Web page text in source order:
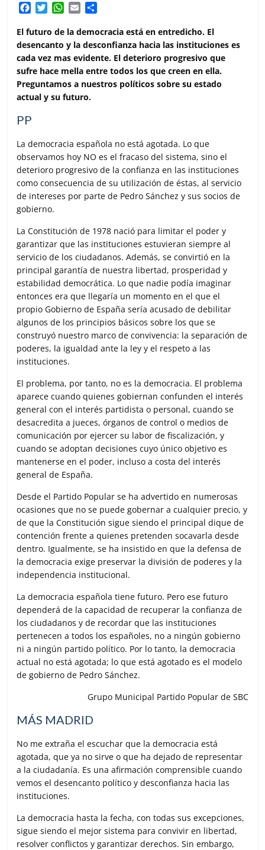
c
e
b
o
k
i
t
t
e
r
W
a
t
s
A
p
a
i
l
m
p
a
r
i
El futuro de la democracia está en entredicho. El
desencanto y la desconfianza hacia las instituciones es
cada vez mas evidente. El deterioro progresivo que
sufre hace mella entre todos los que creen en ella.
Preguntamos a nuestros políticos sobre su estado
actual y su futuro.
PP
La democracia española no está agotada. Lo que
observamos hoy NO es el fracaso del sistema, sino el
deterioro progresivo de la confianza en las instituciones
como consecuencia de su utilización de éstas, al servicio
de intereses por parte de Pedro Sánchez y sus socios de
gobierno.
La Constitución de 1978 nació para limitar el poder y
garantizar que las instituciones estuvieran siempre al
servicio de los ciudadanos. Además, se convirtió en la
principal garantía de nuestra libertad, prosperidad y
estabilidad democrática. Lo que nadie podía imaginar
entonces era que llegaría un momento en el que el
propio Gobierno de España sería acusado de debilitar
algunos de los principios básicos sobre los que se
construyó nuestro marco de convivencia: la separación de
poderes, la igualdad ante la ley y el respeto a las
instituciones.
El problema, por tanto, no es la democracia. El problema
aparece cuando quienes gobiernan confunden el interés
general con el interés partidista o personal, cuando se
desacredita a jueces, órganos de control o medios de
comunicación por ejercer su labor de fiscalización, y
cuando se adoptan decisiones cuyo único objetivo es
mantenerse en el poder, incluso a costa del interés
general de España.
Desde el Partido Popular se ha advertido en numerosas
ocasiones que no se puede gobernar a cualquier precio, y
de que la Constitución sigue siendo el principal dique de
contención frente a quienes pretenden socavarla desde
dentro. Igualmente, se ha insistido en que la defensa de
la democracia exige preservar la división de poderes y la
independencia institucional.
La democracia española tiene futuro. Pero ese futuro
dependerá de la capacidad de recuperar la confianza de
los ciudadanos y de recordar que las instituciones
pertenecen a todos los españoles, no a ningún gobierno
ni a ningún partido político. Por lo tanto, la democracia
actual no está agotada; lo que está agotado es el modelo
de gobierno de Pedro Sánchez.
Grupo Municipal Partido Popular de SBC
MÁS MADRID
No me extraña el escuchar que la democracia está
agotada, que ya no sirve o que ha dejado de representar
a la ciudadanía. Es una afirmación comprensible cuando
vemos el desencanto político y desconfianza hacia las
instituciones.
La democracia hasta la fecha, con todas sus excepciones,
sigue siendo el mejor sistema para convivir en libertad,
resolver conflictos y garantizar derechos. Sin embargo,